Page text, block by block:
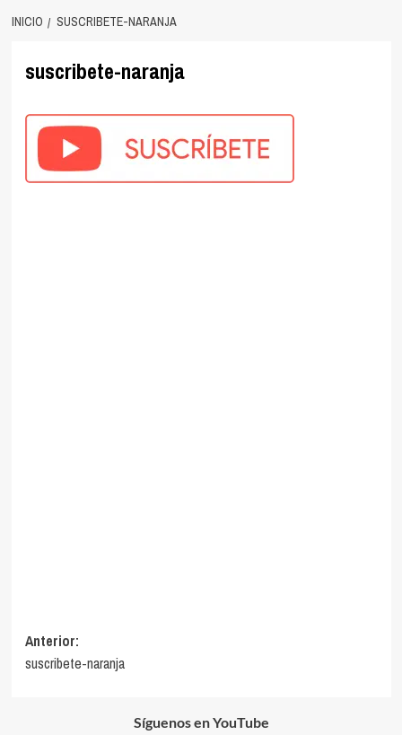
INICIO SUSCRIBETE-NARANJA
suscribete-naranja
Navegación
de
Anterior:
suscribete-naranja
Síguenos en YouTube